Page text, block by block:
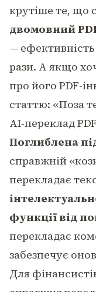
крутіше те, що
двомовний
—
рази. А якщо
про його PDF-
статтю: «Поза
AI‑переклад
Поглиблена
справжній
перекладає
функції від
перекладає
забезпечує
Для